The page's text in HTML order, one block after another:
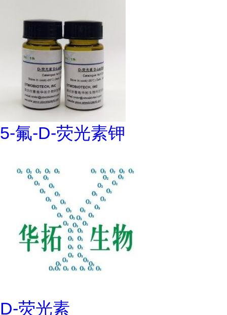
5-氟-D-荧光素钾
D-荧光素